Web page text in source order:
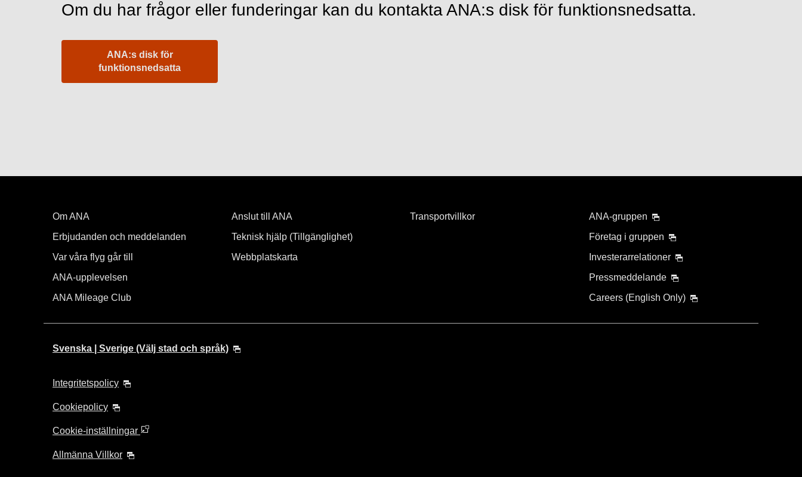
Om du har frågor eller funderingar kan du kontakta ANA:s disk för funktionsnedsatta.
ANA:s disk för
funktionsnedsatta
Om ANA
Erbjudanden och meddelanden
Var våra flyg går till
ANA-upplevelsen
ANA Mileage Club
Anslut till ANA
Teknisk hjälp (Tillgänglighet)
Webbplatskarta
Transportvillkor
ANA-gruppen
Företag i gruppen
Investerarrelationer
Pressmeddelande
Careers (English Only)
Svenska | Sverige (Välj stad och språk)
Integritetspolicy
Cookiepolicy
Cookie-inställningar
Allmänna Villkor